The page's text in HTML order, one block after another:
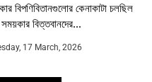
বিপণিবিতানগুলোর কেনাকাটা চলছিল
বিত্তবানদের...
17 March, 2026